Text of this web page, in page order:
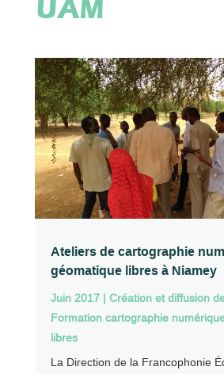
UAM
Ateliers de cartographie
géomatique libres à Niamey
Juin 2017| Création et diffusion
Formation cartographie
libres
La Direction de la Francophonie